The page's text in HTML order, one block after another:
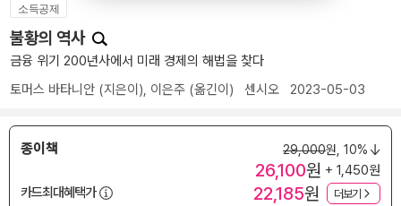
소득공제
불황의 역사
금융 위기 200년사에서 미래 경제의 해법을 찾다
토머스 바타니안 (지은이), 이은주 (옮긴이) 센시오 2023-05-03
종이책 29,000원, 10%
26,100원 + 1,450원
카드최대혜택가
22,185원 더보기